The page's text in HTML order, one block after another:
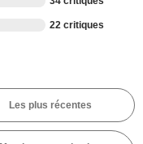
22 critiques
Les plus récentes